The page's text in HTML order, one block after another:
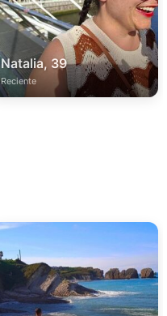
Natalia, 39
Reciente